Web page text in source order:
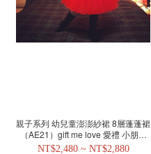
親子系列 幼兒童澎澎紗裙 8層蓬蓬裙
（AE21）gift me love 愛禮 小朋友
花童 母女裝
NT$2,480 ~ NT$2,880